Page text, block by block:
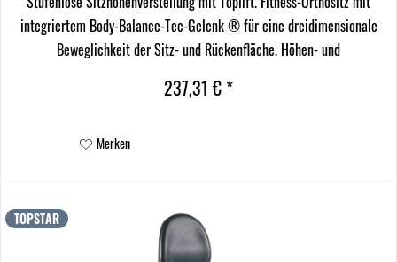
integriertem Body-Balance-Tec-Gelenk ® für eine dreidimensionale
Beweglichkeit der Sitz- und Rückenfläche. Höhen- und
237,31 € *
Merken
TOPSTAR